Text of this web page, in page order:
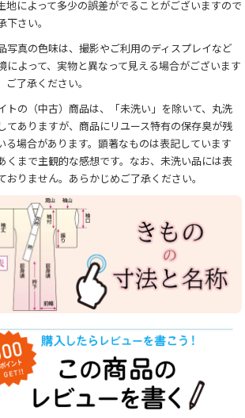
地によって多少の誤差がでることがございますので
下さい。
写真の色味は、撮影やご利用のディスプレイなど
によって、実物と異なって見える場合がございます
ご了承ください。
トの（中古）商品は、「未洗い」を除いて、丸洗
てありますが、商品にリユース特有の保存臭が残
る場合があります。顕著なものは表記しています
くまで主観的な感想です。なお、未洗い品には表
おりません。あらかじめご了承ください。